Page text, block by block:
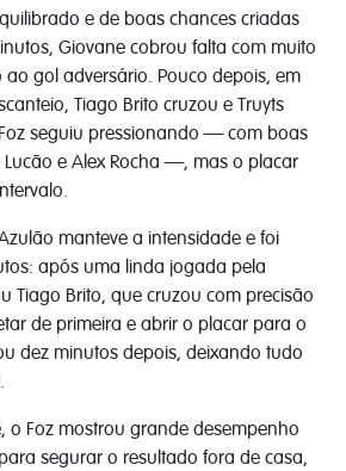
e de boas chances criadas
Giovane cobrou falta com muito
gol adversário. Pouco depois, em
Tiago Brito cruzou e Truyts
seguiu pressionando — com boas
e Alex Rocha —, mas o placar
manteve a intensidade e foi
após uma linda jogada pela
Tiago Brito, que cruzou com precisão
de primeira e abrir o placar para o
dez minutos depois, deixando tudo
o Foz mostrou grande desempenho
segurar o resultado fora de casa,